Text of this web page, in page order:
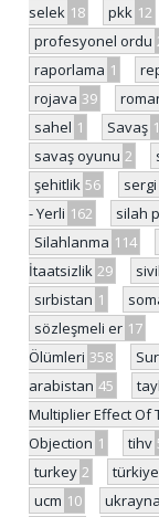
selek 18 pkk 12
profesyonel ordu
raporlama 1
rojava 39
sahel 1 Savaş
savaş oyunu 2
şehitlik 56 sergi
- Yerli 162 silah
Silahlanma 114
İtaatsizlik 29
sırbistan 1
sözleşmeli er 17
Ölümleri 358
arabistan 45
Multiplier Effect Of
Objection 1 tihv
turkey 2 türkiye
ucm 10 ukrayna